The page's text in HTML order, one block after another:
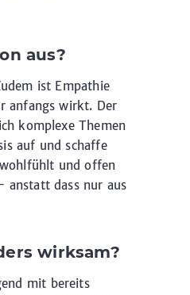
aus?
ist Empathie
anfangs wirkt. Der
komplexe Themen
auf und schaffe
und offen
anstatt dass nur aus
wirksam?
mit bereits